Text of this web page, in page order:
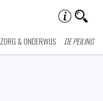
ZORG & ONDERWIJS DE PEILING